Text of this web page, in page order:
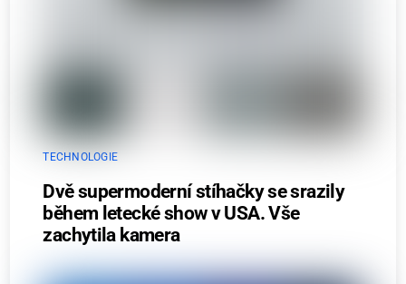
TECHNOLOGIE
Dvě supermoderní stíhačky se srazily
během letecké show v USA. Vše
zachytila kamera